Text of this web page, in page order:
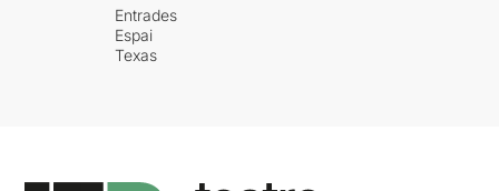
Entrades
Espai
Texas